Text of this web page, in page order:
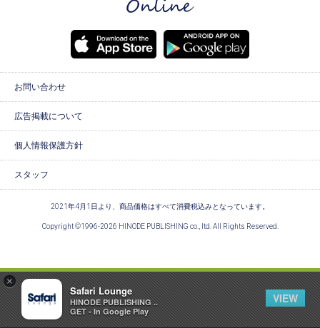
×
Safari Lounge
HINODE PUBLISHING ..
GET - In Google Play
VIEW
お問い合わせ
広告掲載について
個人情報保護方針
スタッフ
2021年4月1日より、商品価格はすべて消費税込みとなっています。
Copyright ©1996-2026 HINODE PUBLISHING co., ltd. All Rights Reserved.